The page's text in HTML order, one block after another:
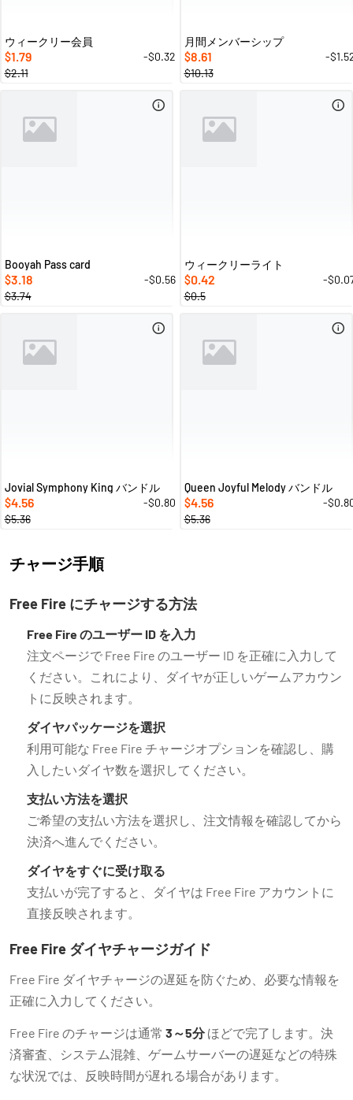
ウィークリー会員
$1.79
-$0.32
$2.11
月間メンバーシップ
$8.61
-
$10.13
Booyah Pass card
$3.18
-$0.56
$3.74
ウィークリーライト
$0.42
-
$0.5
Jovial Symphony King バンドル
$4.56
-$0.80
$5.36
Queen Joyful Melody バンドル
$4.56
-
$5.36
チャージ手順
Free Fire にチャージする方法
Free Fire のユーザー ID を入力
注文ページで Free Fire のユーザー ID を正確に入力して
ください。これにより、ダイヤが正しいゲームアカウン
トに反映されます。
ダイヤパッケージを選択
利用可能な Free Fire チャージオプションを確認し、購
入したいダイヤ数を選択してください。
支払い方法を選択
ご希望の支払い方法を選択し、注文情報を確認してから
決済へ進んでください。
ダイヤをすぐに受け取る
支払いが完了すると、ダイヤは Free Fire アカウントに
直接反映されます。
Free Fire ダイヤチャージガイド
Free Fire ダイヤチャージの遅延を防ぐため、必要な情報を
正確に入力してください。
Free Fire のチャージは通常 3～5分ほどで完了します。決
済審査、システム混雑、ゲームサーバーの遅延などの特殊
な状況では、反映時間が遅れる場合があります。